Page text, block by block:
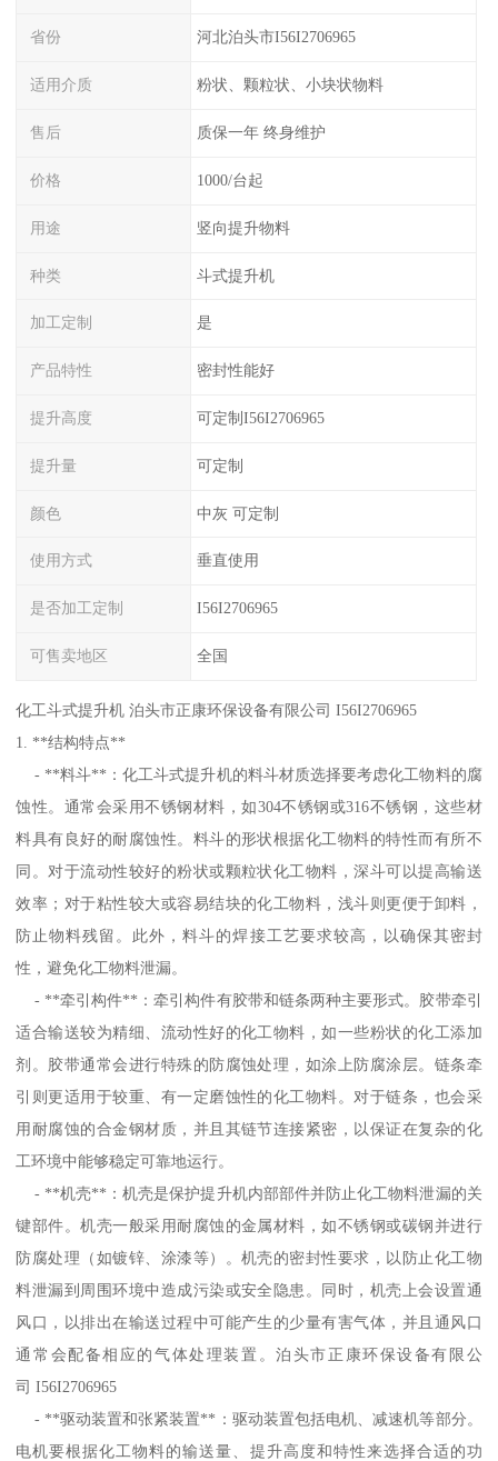
省份 河北泊头市I56I2706965
适用介质 粉状、颗粒状、小块状物料
售后 质保一年 终身维护
价格 1000/台起
用途 竖向提升物料
种类 斗式提升机
加工定制 是
产品特性 密封性能好
提升高度 可定制I56I2706965
提升量 可定制
颜色 中灰 可定制
使用方式 垂直使用
是否加工定制 I56I2706965
可售卖地区 全国
化工斗式提升机 泊头市正康环保设备有限公司 I56I2706965
1. **结构特点**
- **料斗**：化工斗式提升机的料斗材质选择要考虑化工物料的腐
蚀性。通常会采用不锈钢材料，如304不锈钢或316不锈钢，这些材
料具有良好的耐腐蚀性。料斗的形状根据化工物料的特性而有所不
同。对于流动性较好的粉状或颗粒状化工物料，深斗可以提高输送
效率；对于粘性较大或容易结块的化工物料，浅斗则更便于卸料，
防止物料残留。此外，料斗的焊接工艺要求较高，以确保其密封
性，避免化工物料泄漏。
- **牵引构件**：牵引构件有胶带和链条两种主要形式。胶带牵引
适合输送较为精细、流动性好的化工物料，如一些粉状的化工添加
剂。胶带通常会进行特殊的防腐蚀处理，如涂上防腐涂层。链条牵
引则更适用于较重、有一定磨蚀性的化工物料。对于链条，也会采
用耐腐蚀的合金钢材质，并且其链节连接紧密，以保证在复杂的化
工环境中能够稳定可靠地运行。
- **机壳**：机壳是保护提升机内部部件并防止化工物料泄漏的关
键部件。机壳一般采用耐腐蚀的金属材料，如不锈钢或碳钢并进行
防腐处理（如镀锌、涂漆等）。机壳的密封性要求，以防止化工物
料泄漏到周围环境中造成污染或安全隐患。同时，机壳上会设置通
风口，以排出在输送过程中可能产生的少量有害气体，并且通风口
通常会配备相应的气体处理装置。泊头市正康环保设备有限公
司 I56I2706965
- **驱动装置和张紧装置**：驱动装置包括电机、减速机等部分。
电机要根据化工物料的输送量、提升高度和特性来选择合适的功